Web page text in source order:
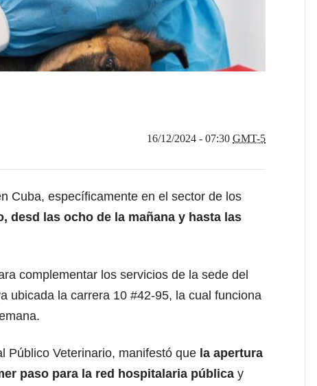
16/12/2024 - 07:30 GMT-5
Cuba, específicamente en el sector de los
desd las ocho de la mañana y hasta las
complementar los servicios de la sede del
ubicada la carrera 10 #42-95, la cual funciona
Público Veterinario, manifestó que la apertura
paso para la red hospitalaria pública y